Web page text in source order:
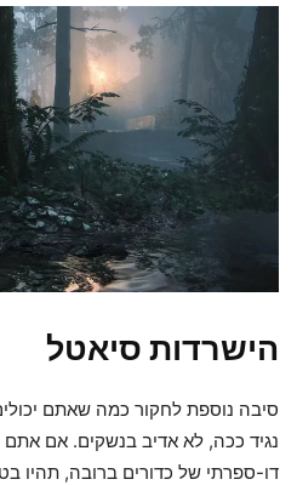
הישרדות סיאטל
סיבה נוספת לחקור כמה שאתם
נגיד ככה, לא אדיב בנשקים. אם
דו-ספרתי של כדורים ברובה, תהיו